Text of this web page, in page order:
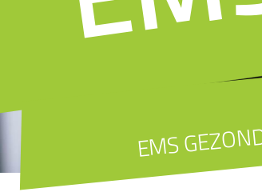
EMS